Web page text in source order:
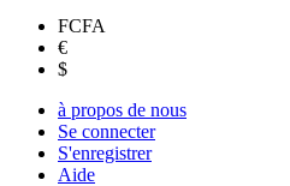
FCFA
€
$
à propos de nous
Se connecter
S'enregistrer
Aide